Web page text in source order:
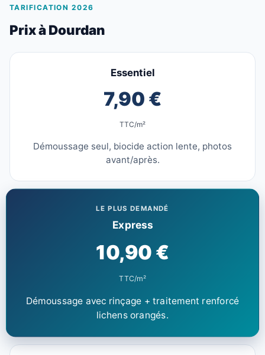
TARIFICATION 2026
Prix à Dourdan
Essentiel
7,90 €
TTC/m²
Démoussage seul, biocide action lente, photos
avant/après.
LE PLUS DEMANDÉ
Express
10,90 €
TTC/m²
Démoussage avec rinçage + traitement renforcé
lichens orangés.